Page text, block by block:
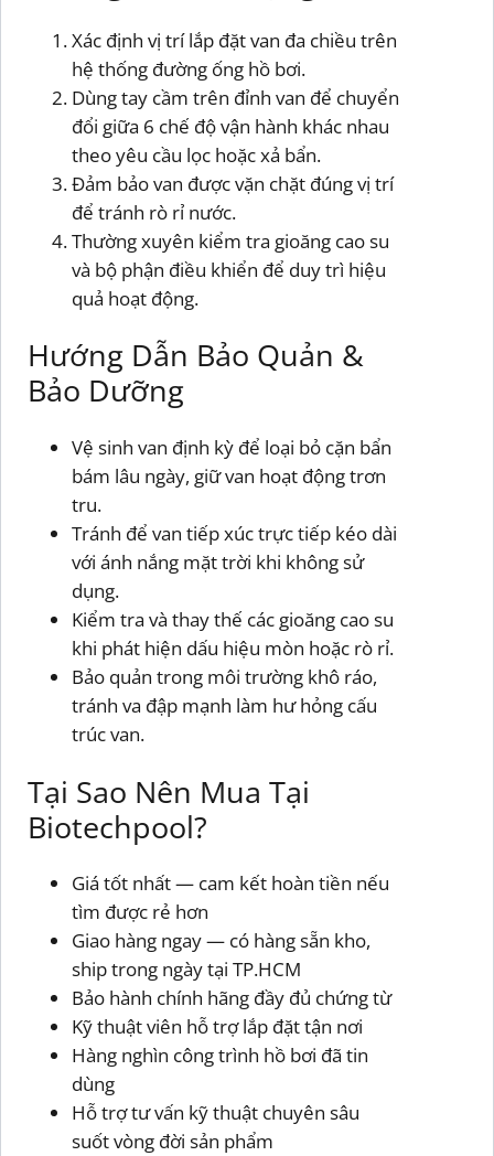
Xác định vị trí lắp đặt van đa chiều trên
hệ thống đường ống hồ bơi.
Dùng tay cầm trên đỉnh van để chuyển
đổi giữa 6 chế độ vận hành khác nhau
theo yêu cầu lọc hoặc xả bẩn.
Đảm bảo van được vặn chặt đúng vị trí
để tránh rò rỉ nước.
Thường xuyên kiểm tra gioăng cao su
và bộ phận điều khiển để duy trì hiệu
quả hoạt động.
Hướng Dẫn Bảo Quản &
Bảo Dưỡng
Vệ sinh van định kỳ để loại bỏ cặn bẩn
bám lâu ngày, giữ van hoạt động trơn
tru.
Tránh để van tiếp xúc trực tiếp kéo dài
với ánh nắng mặt trời khi không sử
dụng.
Kiểm tra và thay thế các gioăng cao su
khi phát hiện dấu hiệu mòn hoặc rò rỉ.
Bảo quản trong môi trường khô ráo,
tránh va đập mạnh làm hư hỏng cấu
trúc van.
Tại Sao Nên Mua Tại
Biotechpool?
Giá tốt nhất — cam kết hoàn tiền nếu
tìm được rẻ hơn
Giao hàng ngay — có hàng sẵn kho,
ship trong ngày tại TP.HCM
Bảo hành chính hãng đầy đủ chứng từ
Kỹ thuật viên hỗ trợ lắp đặt tận nơi
Hàng nghìn công trình hồ bơi đã tin
dùng
Hỗ trợ tư vấn kỹ thuật chuyên sâu
suốt vòng đời sản phẩm